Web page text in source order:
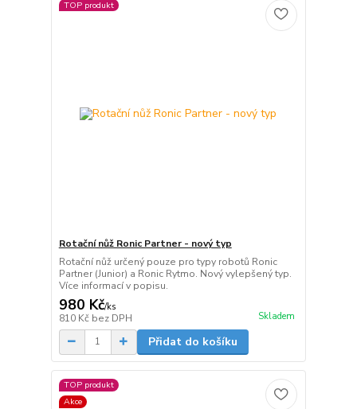
TOP produkt
Rotační nůž Ronic Partner - nový typ
Rotační nůž určený pouze pro typy robotů Ronic
Partner (Junior) a Ronic Rytmo. Nový vylepšený typ.
Více informací v popisu.
980 Kč/ks
810 Kč bez DPH Skladem
Přidat do košíku
TOP produkt
Akce